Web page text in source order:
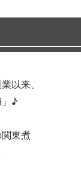
以来、
♪
東煮
れるのが関西